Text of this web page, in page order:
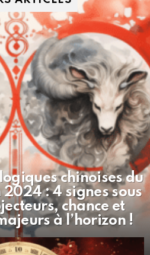
chinoises du
: 4 signes sous
chance et
à l’horizon !